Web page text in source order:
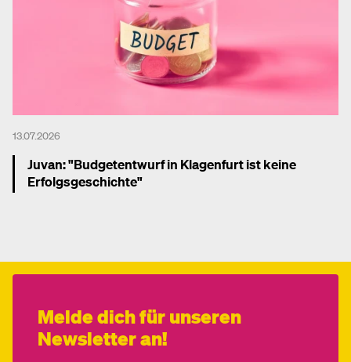
13.07.2026
Juvan: "Budgetentwurf in Klagenfurt ist keine
Erfolgsgeschichte"
Melde dich für unseren
Newsletter an!